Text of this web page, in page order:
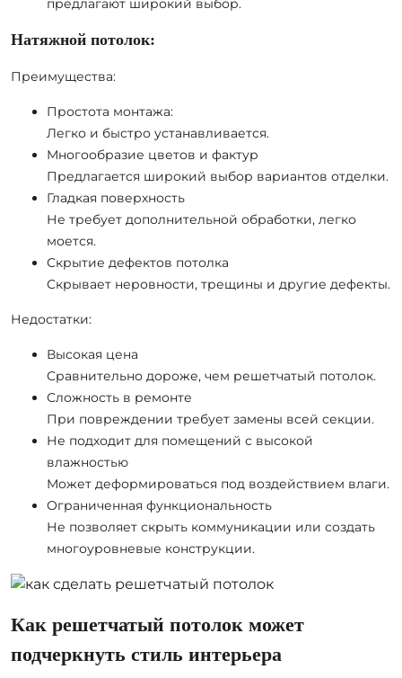
предлагают широкий выбор.
Натяжной потолок:
Преимущества:
Простота монтажа:
Легко и быстро устанавливается.
Многообразие цветов и фактур
Предлагается широкий выбор вариантов отделки.
Гладкая поверхность
Не требует дополнительной обработки, легко
моется.
Скрытие дефектов потолка
Скрывает неровности, трещины и другие дефекты.
Недостатки:
Высокая цена
Сравнительно дороже, чем решетчатый потолок.
Сложность в ремонте
При повреждении требует замены всей секции.
Не подходит для помещений с высокой
влажностью
Может деформироваться под воздействием влаги.
Ограниченная функциональность
Не позволяет скрыть коммуникации или создать
многоуровневые конструкции.
Как решетчатый потолок может
подчеркнуть стиль интерьера